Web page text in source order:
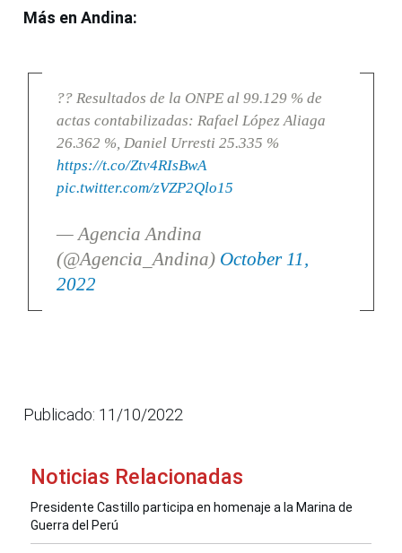
Más en Andina:
?? Resultados de la ONPE al 99.129 % de
actas contabilizadas: Rafael López Aliaga
26.362 %, Daniel Urresti 25.335 %
https://t.co/Ztv4RIsBwA
pic.twitter.com/zVZP2Qlo15
— Agencia Andina
(@Agencia_Andina) October 11,
2022
Publicado: 11/10/2022
Noticias Relacionadas
Presidente Castillo participa en homenaje a la Marina de
Guerra del Perú